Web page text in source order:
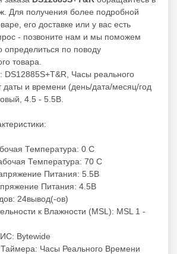
Для получения более подробной
его доставке или у вас есть
- позвоните нам и мы поможем
определиться по поводу
товара.
DS12885S+T&R, Часы реального
и времени (день/дата/месяц/год
4.5 - 5.5В.
Температура: 0 C
Температура: 70 C
Питания: 5.5В
Питания: 4.5В
24вывод(-ов)
к Влажности (MSL): MSL 1 -
Bytewide
Часы Реального Времени